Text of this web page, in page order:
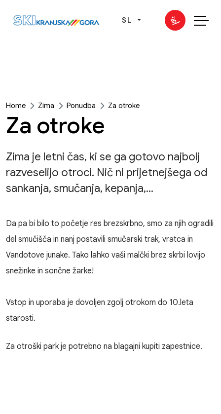
SL
Home Zima Ponudba Za otroke
Za otroke
Zima je letni čas, ki se ga gotovo najbolj
razveselijo otroci. Nič ni prijetnejšega od
sankanja, smučanja, kepanja,...
Da pa bi bilo to početje res brezskrbno, smo za njih ogradili
del smučišča in nanj postavili smučarski trak, vratca in
Vandotove junake. Tako lahko vaši malčki brez skrbi lovijo
snežinke in sončne žarke!
Vstop in uporaba je dovoljen zgolj otrokom do 10.leta
starosti.
Za otroški park je potrebno na blagajni kupiti zapestnice.